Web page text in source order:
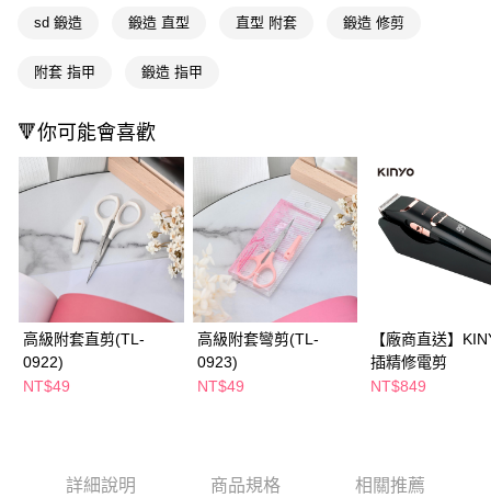
相關說明
便利好安心！
１．簡單：不需註冊會員、不需綁卡、不需儲值。
２．便利：只要手機號碼，簡訊認證，即可結帳。
３．安心：先確認商品／服務後，再付款。
【「AFTEE先享後付」結帳流程】
１．於結帳方式選擇「AFTEE先享後付」後，將跳轉至「AFTEE先享後付」
結帳頁面，進行簡訊認證並確認金額後，即可完成結帳。
２．訂單成立數日內，您將收到繳費通知簡訊。
３．收到繳費通知簡訊後14天內，點擊此簡訊中的連結，可透過四大超商／
ATM／網路銀行／等多元方式進行付款，方視為交易完成。
※ 請注意：結帳手續完成當下不需立刻繳費，但若您需要取消訂單，請聯絡
購買商品的店家。未經商家同意取消之訂單仍視為有效，需透過AFTEE先享
後付繳納相關費用。
【注意事項】
運送方式
全家取貨付款
每筆NT$65，滿NT$390(含以上)免運費
付款後全家取貨
每筆NT$65，滿NT$390(含以上)免運費
萊爾富取貨付款
每筆NT$65，滿NT$490(含以上)免運費
7-11取貨付款
sd 鍛造 鍛造 直型 直型 附套 鍛造 修剪
附套 指甲 鍛造 指甲
🔻你可能會喜歡
高級附套直剪(TL-
0922)
NT$49
高級附套彎剪(TL-
0923)
NT$49
【廠商直送】
插精修電剪
NT$849
詳細說明 商品規格 相關推薦